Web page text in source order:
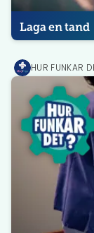
Laga en tand
MediPrep
HUR FUNKAR